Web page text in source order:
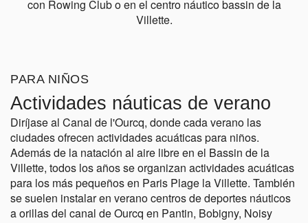
con Rowing Club o en el centro náutico bassin de la
Villette.
PARA NIÑOS
Actividades náuticas de verano
Diríjase al Canal de l'Ourcq, donde cada verano las
ciudades ofrecen actividades acuáticas para niños.
Además de la natación al aire libre en el Bassin de la
Villette, todos los años se organizan actividades acuáticas
para los más pequeños en Paris Plage la Villette. También
se suelen instalar en verano centros de deportes náuticos
a orillas del canal de Ourcq en Pantin, Bobigny, Noisy